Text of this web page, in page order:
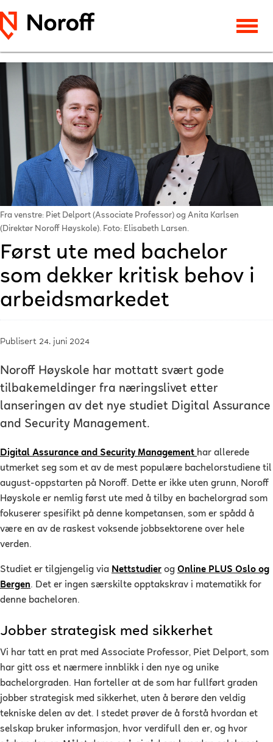
Fra venstre: Piet Delport (Associate Professor) og Anita Karlsen
(Direktør Noroff Høyskole). Foto: Elisabeth Larsen.
Først ute med bachelor
som dekker kritisk behov i
arbeidsmarkedet
Publisert 24. juni 2024
Noroff Høyskole har mottatt svært gode
tilbakemeldinger fra næringslivet etter
lanseringen av det nye studiet Digital Assurance
and Security Management.
Digital Assurance and Security Management har allerede
utmerket seg som et av de mest populære bachelorstudiene til
august-oppstarten på Noroff. Dette er ikke uten grunn, Noroff
Høyskole er nemlig først ute med å tilby en bachelorgrad som
fokuserer spesifikt på denne kompetansen, som er spådd å
være en av de raskest voksende jobbsektorene over hele
verden.
Studiet er tilgjengelig via Nettstudier og Online PLUS Oslo og
Bergen. Det er ingen særskilte opptakskrav i matematikk for
denne bacheloren.
Jobber strategisk med sikkerhet
Vi har tatt en prat med Associate Professor, Piet Delport, som
har gitt oss et nærmere innblikk i den nye og unike
bachelorgraden. Han forteller at de som har fullført graden
jobber strategisk med sikkerhet, uten å berøre den veldig
tekniske delen av det. I stedet prøver de å forstå hvordan et
selskap bruker informasjon, hvor verdifull den er, og hvor